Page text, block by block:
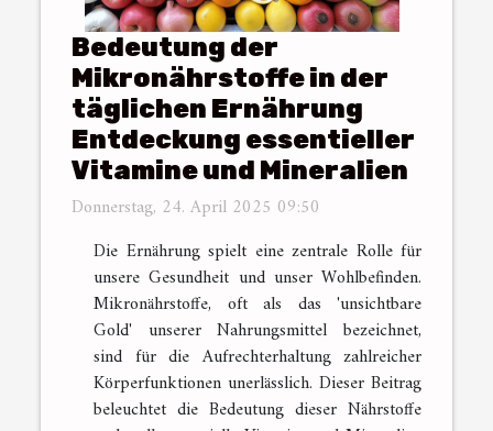
Bedeutung der
Mikronährstoffe in der
täglichen Ernährung
Entdeckung essentieller
Vitamine und Mineralien
Donnerstag, 24. April 2025 09:50
Die Ernährung spielt eine zentrale Rolle für
unsere Gesundheit und unser Wohlbefinden.
Mikronährstoffe, oft als das 'unsichtbare
Gold' unserer Nahrungsmittel bezeichnet,
sind für die Aufrechterhaltung zahlreicher
Körperfunktionen unerlässlich. Dieser Beitrag
beleuchtet die Bedeutung dieser Nährstoffe